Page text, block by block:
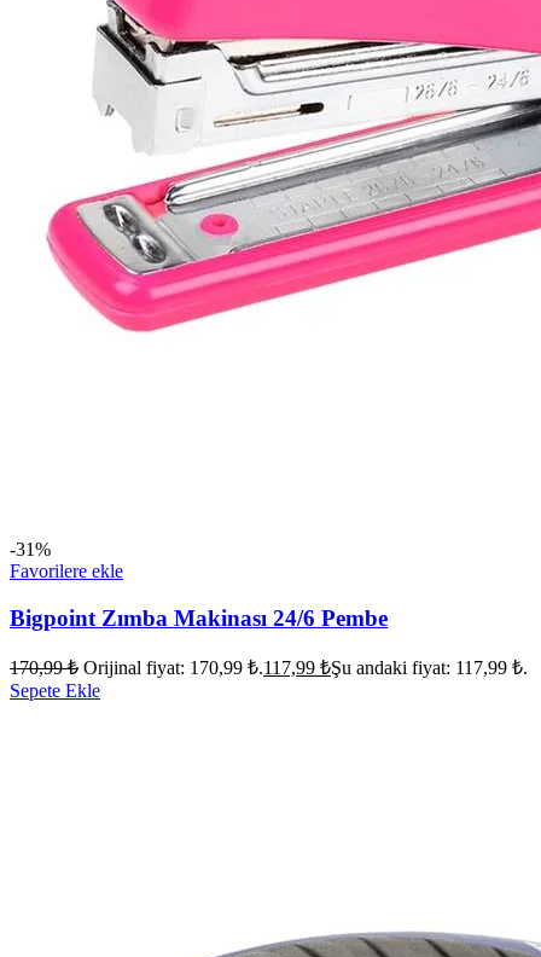
-31%
Favorilere ekle
Bigpoint Zımba Makinası 24/6 Pembe
170,99₺ Orijinal fiyat: 170,99 ₺.117,99 ₺Şu andaki fiyat: 117,99 ₺.
Sepete Ekle